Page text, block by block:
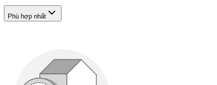
Phù hợp nhất